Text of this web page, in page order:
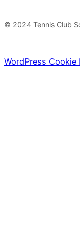
© 2024 Tennis Club
WordPress Cookie